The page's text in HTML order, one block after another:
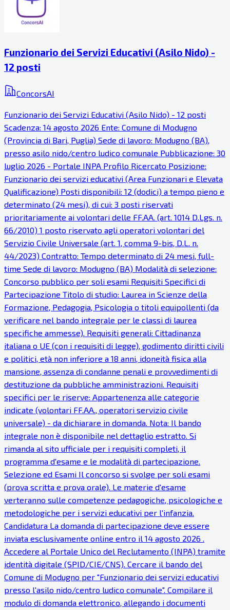
Funzionario dei Servizi Educativi (Asilo Nido) -
12 posti
ConcorsAI
Funzionario dei Servizi Educativi (Asilo Nido) - 12 posti
Scadenza: 14 agosto 2026 Ente: Comune di Modugno
(Provincia di Bari, Puglia) Sede di lavoro: Modugno (BA),
presso asilo nido/centro ludico comunale Pubblicazione: 30
luglio 2026 - Portale INPA Profilo Ricercato Posizione:
Funzionario dei servizi educativi (Area Funzionari e Elevata
Qualificazione) Posti disponibili: 12 (dodici) a tempo pieno e
determinato (24 mesi), di cui: 3 posti riservati
prioritariamente ai volontari delle FF.AA. (art. 1014 D.Lgs. n.
66/2010) 1 posto riservato agli operatori volontari del
Servizio Civile Universale (art. 1, comma 9-bis, D.L. n.
44/2023) Contratto: Tempo determinato di 24 mesi, full-
time Sede di lavoro: Modugno (BA) Modalità di selezione:
Concorso pubblico per soli esami Requisiti Specifici di
Partecipazione Titolo di studio: Laurea in Scienze della
Formazione, Pedagogia, Psicologia o titoli equipollenti (da
verificare nel bando integrale per le classi di laurea
specifiche ammesse). Requisiti generali: Cittadinanza
italiana o UE (con i requisiti di legge), godimento diritti civili
e politici, età non inferiore a 18 anni, idoneità fisica alla
mansione, assenza di condanne penali e provvedimenti di
destituzione da pubbliche amministrazioni. Requisiti
specifici per le riserve: Appartenenza alle categorie
indicate (volontari FF.AA., operatori servizio civile
universale) - da dichiarare in domanda. Nota: Il bando
integrale non è disponibile nel dettaglio estratto. Si
rimanda al sito ufficiale per i requisiti completi, il
programma d'esame e le modalità di partecipazione.
Selezione ed Esami Il concorso si svolge per soli esami
(prova scritta e prova orale). Le materie d'esame
verteranno sulle competenze pedagogiche, psicologiche e
metodologiche per i servizi educativi per l'infanzia.
Candidatura La domanda di partecipazione deve essere
inviata esclusivamente online entro il 14 agosto 2026 .
Accedere al Portale Unico del Reclutamento (INPA) tramite
identità digitale (SPID/CIE/CNS). Cercare il bando del
Comune di Modugno per "Funzionario dei servizi educativi
presso l'asilo nido/centro ludico comunale". Compilare il
modulo di domanda elettronico, allegando i documenti